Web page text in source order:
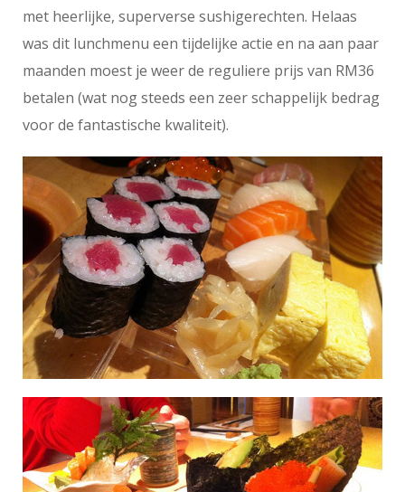
met heerlijke, superverse sushigerechten. Helaas
was dit lunchmenu een tijdelijke actie en na aan paar
maanden moest je weer de reguliere prijs van RM36
betalen (wat nog steeds een zeer schappelijk bedrag
voor de fantastische kwaliteit).